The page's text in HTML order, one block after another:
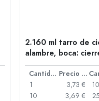
2.160 ml tarro de
alambre, boca:
Cantidad Precio por unidad
1
3,73 €
10
3,69 €